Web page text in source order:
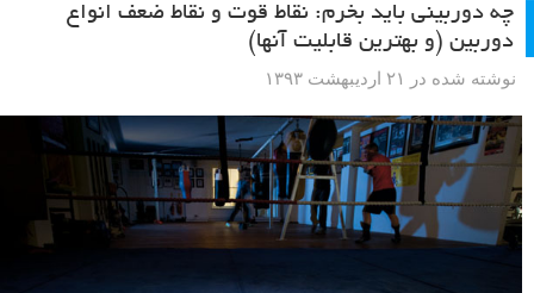
چه دوربینی باید بخرم: نقاط قوت و نقاط ضعف انواع
دوربین (و بهترین قابلیت آنها)
نوشته شده در ۲۱ اردیبهشت ۱۳۹۳